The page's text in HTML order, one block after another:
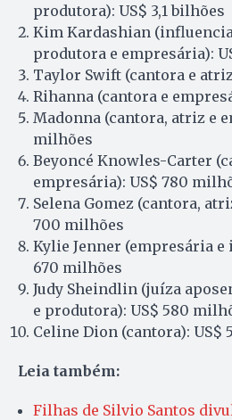
produtora): US$ 3,1 bilhões
Kim Kardashian
produtora e empresária):
Taylor Swift (cantora e
Rihanna (cantora e
Madonna (cantora, atriz e
milhões
Beyoncé Knowles-Carter
empresária): US$ 780
Selena Gomez (cantora,
700 milhões
Kylie Jenner (empresária e
670 milhões
Judy Sheindlin (juíza
e produtora): US$ 580
Celine Dion (cantora): US$
Leia também:
Filhas de Silvio Santos